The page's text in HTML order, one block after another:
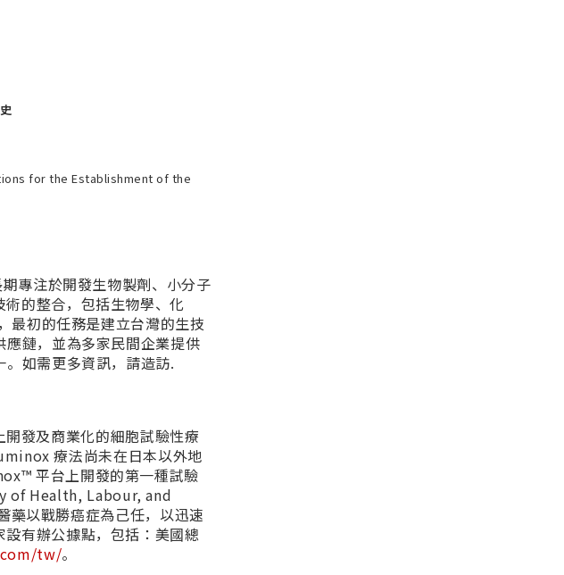
for the Establishment of the
專注於開發生物製劑、小分子
的整合，包括生物學、化
最初的任務是建立台灣的生技
鏈，並為多家民間企業提供
如需更多資訊，請造訪.
發及商業化的細胞試驗性療
療法尚未在日本以外地
平台上開發的第一種試驗
of Health, Labour, and
藥以戰勝癌症為己任，以迅速
有辦公據點，包括：美國總
tw/。